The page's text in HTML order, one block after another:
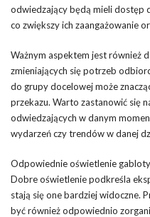
odwiedzający będą mieli dostęp
co zwiększy ich zaangażowanie
Ważnym aspektem jest również
zmieniających się potrzeb
do grupy docelowej może
przekazu. Warto zastanowić się
odwiedzających w danym
wydarzeń czy trendów w danej
Odpowiednie oświetlenie
Dobre oświetlenie podkreśla
stają się one bardziej widoczne.
być również odpowiednio